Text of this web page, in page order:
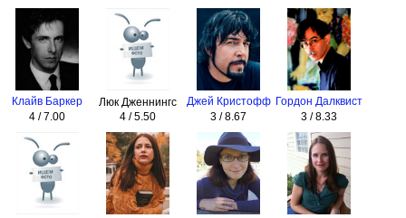
Клайв Баркер
4 / 7.00
Люк Дженнингс
4 / 5.50
Джей Кристофф
3 / 8.67
Гордон Далквист
3 / 8.33